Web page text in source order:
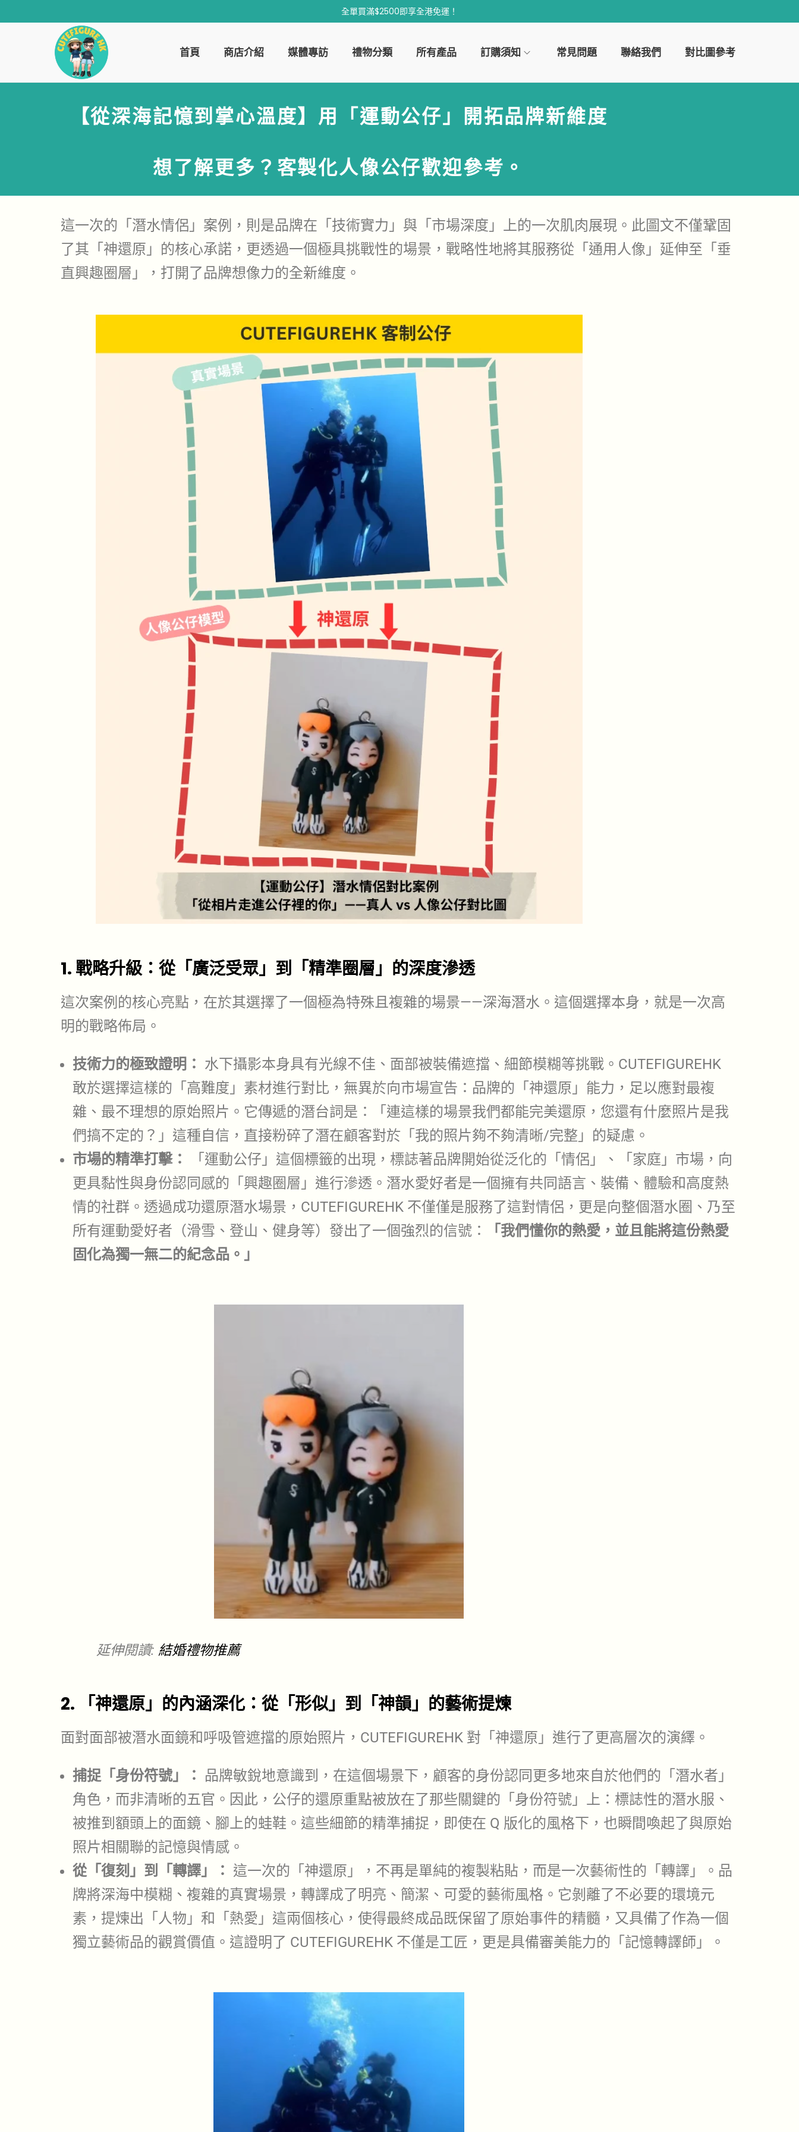
全單買滿$2500即享全港免運！
首頁 商店介紹 媒體專訪 禮物分類 所有產品 訂購須知 常見問題 聯絡我們 對比圖參考
【從深海記憶到掌心溫度】用「運動公仔」開拓品牌新維度
想了解更多？ 客製化人像公仔歡迎參考。
這一次的「潛水情侶」案例，則是品牌在「技術實力」與「市場深度」上的一次肌肉展現。此圖文不僅鞏固
了其「神還原」的核心承諾，更透過一個極具挑戰性的場景，戰略性地將其服務從「通用人像」延伸至「垂
直興趣圈層」，打開了品牌想像力的全新維度。
1. 戰略升級：從「廣泛受眾」到「精準圈層」的深度滲透
這次案例的核心亮點，在於其選擇了一個極為特殊且複雜的場景——深海潛水。這個選擇本身，就是一次高
明的戰略佈局。
技術力的極致證明： 水下攝影本身具有光線不佳、面部被裝備遮擋、細節模糊等挑戰。CUTEFIGUREHK
敢於選擇這樣的「高難度」素材進行對比，無異於向市場宣告：品牌的「神還原」能力，足以應對最複
雜、最不理想的原始照片。它傳遞的潛台詞是：「連這樣的場景我們都能完美還原，您還有什麼照片是我
們搞不定的？」這種自信，直接粉碎了潛在顧客對於「我的照片夠不夠清晰/完整」的疑慮。
市場的精準打擊：
「運動公仔」這個標籤的出現，標誌著品牌開始從泛化的「情侶」、「家庭」市場，向
更具黏性與身份認同感的「興趣圈層」進行滲透。潛水愛好者是一個擁有共同語言、裝備、體驗和高度熱
情的社群。透過成功還原潛水場景，CUTEFIGUREHK 不僅僅是服務了這對情侶，更是向整個潛水圈、乃至
所有運動愛好者（滑雪、登山、健身等）發出了一個強烈的信號：
「我們懂你的熱愛，並且能將這份熱愛
固化為獨一無二的紀念品。」
延伸閱讀: 結婚禮物推薦
2. 「神還原」的內涵深化：從「形似」到「神韻」的藝術提煉
面對面部被潛水面鏡和呼吸管遮擋的原始照片，CUTEFIGUREHK 對「神還原」進行了更高層次的演繹。
捕捉「身份符號」：
品牌敏銳地意識到，在這個場景下，顧客的身份認同更多地來自於他們的「潛水者」
角色，而非清晰的五官。因此，公仔的還原重點被放在了那些關鍵的「身份符號」上：標誌性的潛水服、
被推到額頭上的面鏡、腳上的蛙鞋。這些細節的精準捕捉，即使在 Q 版化的風格下，也瞬間喚起了與原始
照片相關聯的記憶與情感。
從「復刻」到「轉譯」： 這一次的「神還原」，不再是單純的複製粘貼，而是一次藝術性的「轉譯」。品
牌將深海中模糊、複雜的真實場景，轉譯成了明亮、簡潔、可愛的藝術風格。它剝離了不必要的環境元
素，提煉出「人物」和「熱愛」這兩個核心，使得最終成品既保留了原始事件的精髓，又具備了作為一個
獨立藝術品的觀賞價值。這證明了 CUTEFIGUREHK 不僅是工匠，更是具備審美能力的「記憶轉譯師」。